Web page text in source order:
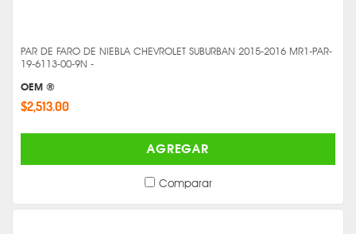
PAR DE FARO DE NIEBLA CHEVROLET SUBURBAN 2015-2016 MR1-PAR-
19-6113-00-9N -
OEM ®
$2,513.00
AGREGAR
Comparar